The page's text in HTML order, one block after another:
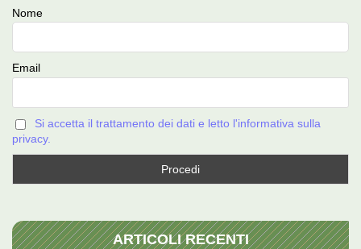
Nome
Email
Si accetta il trattamento dei dati e letto l'informativa sulla
privacy.
ARTICOLI RECENTI